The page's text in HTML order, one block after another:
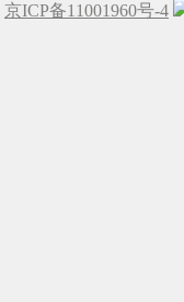
京ICP备11001960号-4